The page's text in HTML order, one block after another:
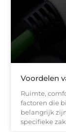
Voordelen
Ruimte,
factoren die
belangrijk
specifieke